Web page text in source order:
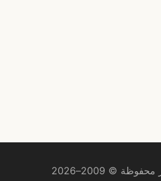
© 2009–2026